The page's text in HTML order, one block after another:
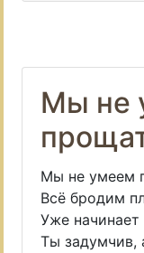
Мы не
Мы не умеем
Всё бродим
Уже начинает
Ты задумчив,